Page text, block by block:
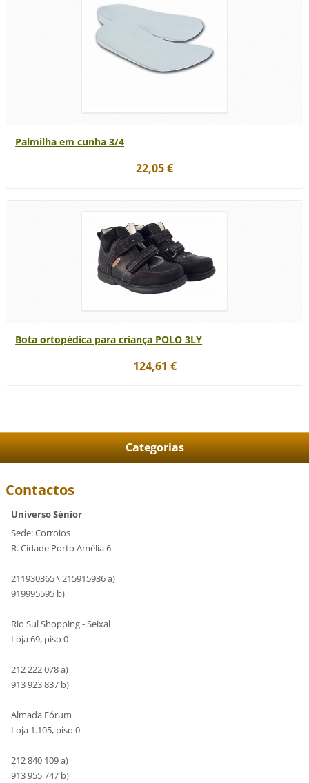
Palmilha em cunha 3/4
22,05 €
Bota ortopédica para criança POLO 3LY
124,61 €
Categorias
Contactos
Universo Sénior
Sede: Corroios
R. Cidade Porto Amélia 6
211930365 \ 215915936 a)
919995595 b)
Rio Sul Shopping - Seixal
Loja 69, piso 0
212 222 078 a)
913 923 837 b)
Almada Fórum
Loja 1.105, piso 0
212 840 109 a)
913 955 747 b)